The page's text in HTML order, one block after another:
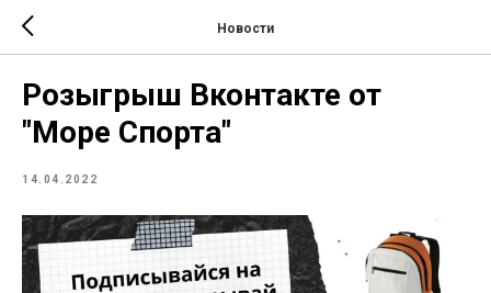
Новости
Розыгрыш Вконтакте от
"Море Спорта"
14.04.2022